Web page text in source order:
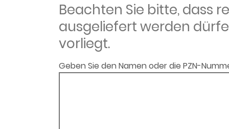
Beachten Sie bitte, dass
ausgeliefert werden
vorliegt.
Geben Sie den Namen oder die PZN-